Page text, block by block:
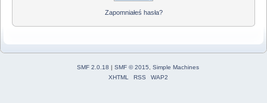
Zapomniałeś hasła?
SMF 2.0.18 SMF © 2015, Simple Machines
XHTML
RSS WAP2